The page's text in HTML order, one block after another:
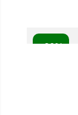
- 20%